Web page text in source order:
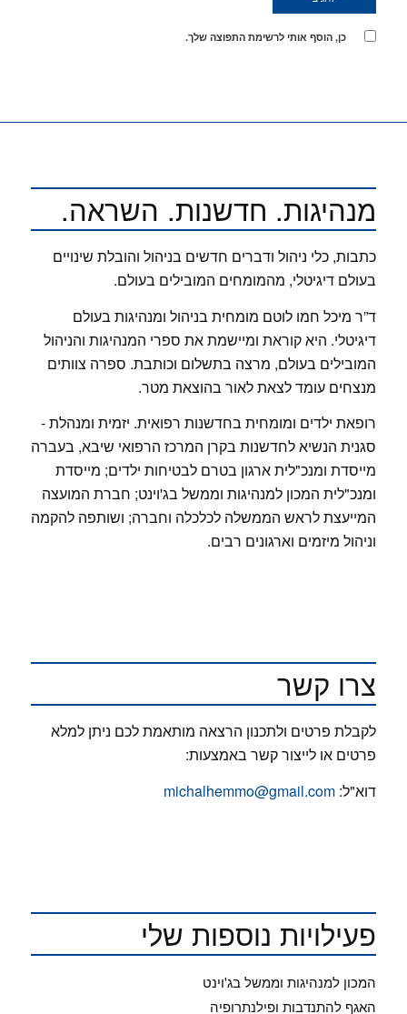
כן, הוסף אותי לרשימת התפוצה שלך.
מנהיגות. חדשנות. השראה.
כתבות, כלי ניהול ודברים חדשים בניהול והובלת שינויים
בעולם דיגיטלי, מהמומחים המובילים בעולם.
ד”ר מיכל חמו לוטם מומחית בניהול ומנהיגות בעולם
דיגיטלי. היא קוראת ומיישמת את ספרי המנהיגות והניהול
המובילים בעולם, מרצה בתשלום וכותבת. ספרה צוותים
מנצחים עומד לצאת לאור בהוצאת מטר.
רופאת ילדים ומומחית בחדשנות רפואית. יזמית ומנהלת -
סגנית הנשיא לחדשנות בקרן המרכז הרפואי שיבא, בעברה
מייסדת ומנכ"לית ארגון בטרם לבטיחות ילדים; מייסדת
ומנכ"לית המכון למנהיגות וממשל בג'וינט; חברת המועצה
המייעצת לראש הממשלה לכלכלה וחברה; ושותפה להקמה
וניהול מיזמים וארגונים רבים.
צרו קשר
לקבלת פרטים ולתכנון הרצאה מותאמת לכם ניתן למלא
פרטים או לייצור קשר באמצעות:
דוא"ל: michalhemmo@gmail.com
פעילויות נוספות שלי
המכון למנהיגות וממשל בג'וינט
האגף להתנדבות ופילנתרופיה